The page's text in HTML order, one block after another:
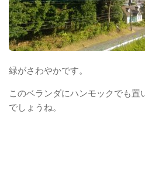
緑がさわやかです。
このベランダにハンモックでも置
でしょうね。